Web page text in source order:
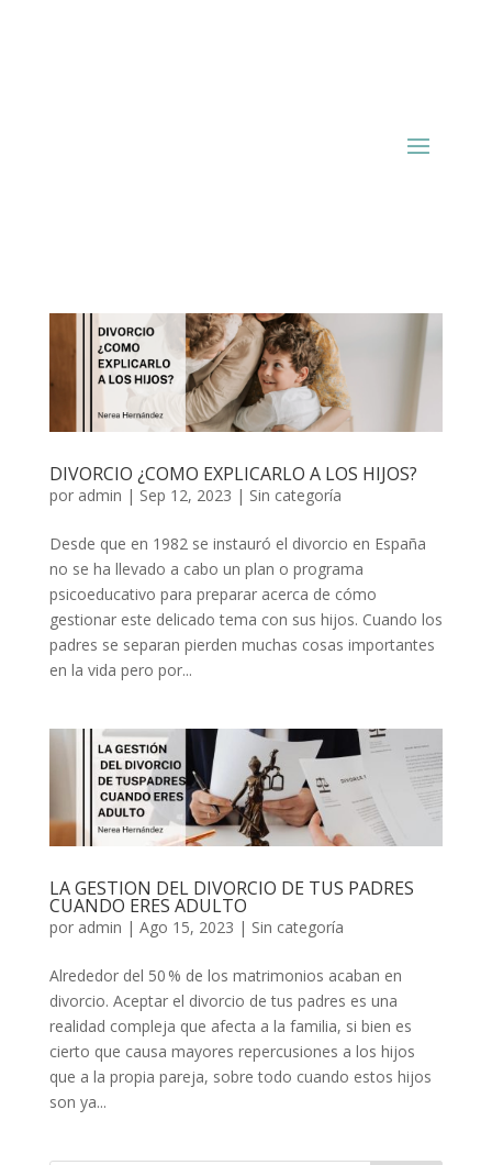
DIVORCIO ¿COMO EXPLICARLO A LOS HIJOS?
por admin | Sep 12, 2023 | Sin categoría
Desde que en 1982 se instauró el divorcio en España
no se ha llevado a cabo un plan o programa
psicoeducativo para preparar acerca de cómo
gestionar este delicado tema con sus hijos. Cuando los
padres se separan pierden muchas cosas importantes
en la vida pero por...
LA GESTION DEL DIVORCIO DE TUS PADRES
CUANDO ERES ADULTO
por admin | Ago 15, 2023 | Sin categoría
Alrededor del 50 % de los matrimonios acaban en
divorcio. Aceptar el divorcio de tus padres es una
realidad compleja que afecta a la familia, si bien es
cierto que causa mayores repercusiones a los hijos
que a la propia pareja, sobre todo cuando estos hijos
son ya...